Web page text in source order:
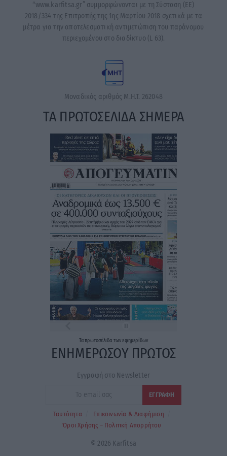
“www.karfitsa.gr” συμμορφώνονται με τη Σύσταση (ΕΕ)
2018/334 της Επιτροπής της 1ης Μαρτίου 2018 σχετικά με τα
μέτρα για την αποτελεσματική αντιμετώπιση του παράνομου
περιεχομένου στο διαδίκτυο (L 63).
Μοναδικός αριθμός Μ.Η.Τ. 262048
ΤΑ ΠΡΩΤΟΣΕΛΙΔΑ ΣΗΜΕΡΑ
Ταπρωτοσέλιδα τωνεφημερίδων
ΕΝΗΜΕΡΩΣΟΥ ΠΡΩΤΟΣ
Εγγραφή στο Newsletter
Ταυτότητα
Επικοινωνία & Διαφήμιση
Όροι Χρήσης – Πολιτική Απορρήτου
© 2026 Karfitsa